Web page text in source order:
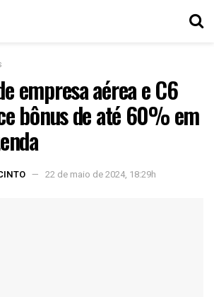
empresa aérea e C6
bônus de até 60% em
22 de maio de 2024, 18:29h